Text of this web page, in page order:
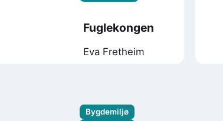
Fuglekongen
Eva Fretheim
Bygdemiljø